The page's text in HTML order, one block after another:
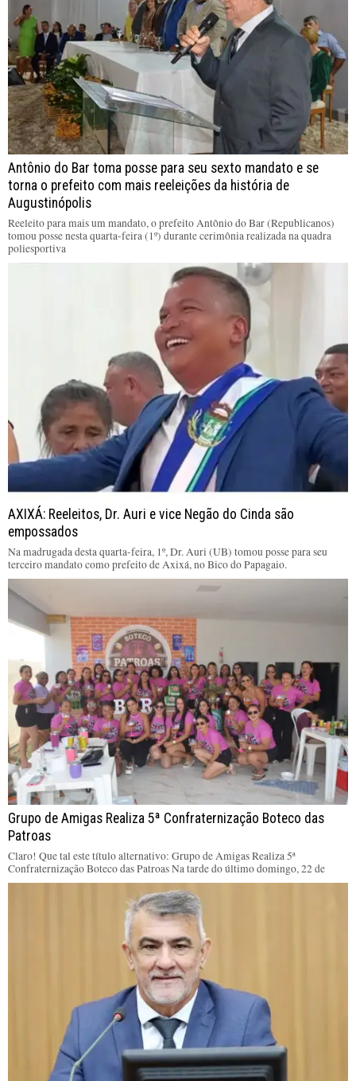
Antônio do Bar toma posse para seu sexto mandato e se
torna o prefeito com mais reeleições da história de
Augustinópolis
Reeleito para mais um mandato, o prefeito Antônio do Bar (Republicanos)
tomou posse nesta quarta-feira (1º) durante cerimônia realizada na quadra
poliesportiva
AXIXÁ: Reeleitos, Dr. Auri e vice Negão do Cinda são
empossados
Na madrugada desta quarta-feira, 1º, Dr. Auri (UB) tomou posse para seu
terceiro mandato como prefeito de Axixá, no Bico do Papagaio.
Grupo de Amigas Realiza 5ª Confraternização Boteco das
Patroas
Claro! Que tal este título alternativo: Grupo de Amigas Realiza 5ª
Confraternização Boteco das Patroas Na tarde do último domingo, 22 de